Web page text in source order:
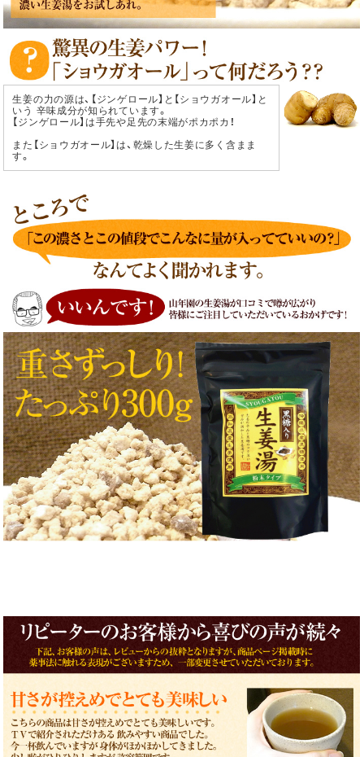
生姜の力の源は、【ジンゲロール】と【ショウガオール】と
いう 辛味成分が知られています。
【ジンゲロール】は手先や足先の末端がポカポカ！
また【ショウガオール】は、乾燥した生姜に多く含まま
す。